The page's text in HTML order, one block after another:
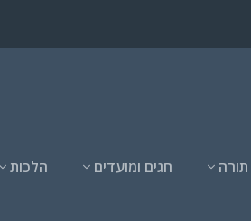
תורה חגים ומועדים הלכות